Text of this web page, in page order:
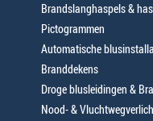
Brandslanghaspels &
Pictogrammen
Automatische
Branddekens
Droge blusleidingen &
Nood- &